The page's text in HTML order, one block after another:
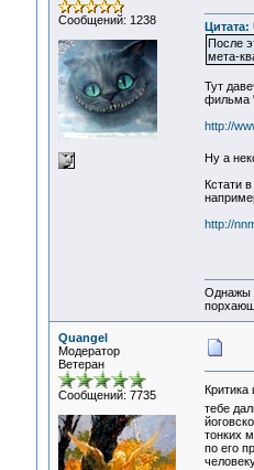
Сообщений: 1238
После
мета-
Тут
фильма
http://
Ну а
Кстати
http://
Однажы
Quangel
Модератор
Ветеран
Сообщений: 7735
тебе
тонких
по его